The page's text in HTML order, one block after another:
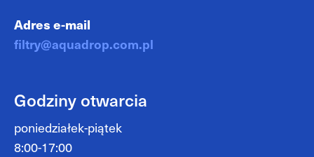
Adres e-mail
filtry@aquadrop.com.pl
Godziny otwarcia
poniedziałek-piątek
8:00-17:00